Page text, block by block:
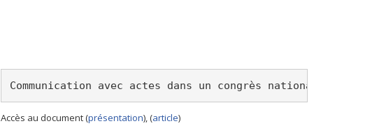
Communication avec actes dans un congrès national
Accès au document (présentation), (article)